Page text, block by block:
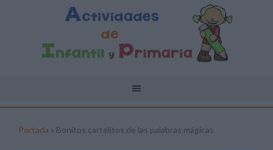
Portada » Bonitos cartelitos de las palabras mágicas